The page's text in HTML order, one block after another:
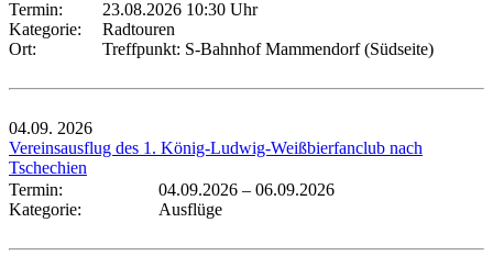
Termin:
23.08.2026 10:30 Uhr
Kategorie:
Radtouren
Ort:
Treffpunkt: S-Bahnhof Mammendorf (Südseite)
04.09. 2026
Vereinsausflug des 1. König-Ludwig-Weißbierfanclub nach
Tschechien
Termin:
04.09.2026 – 06.09.2026
Kategorie:
Ausflüge